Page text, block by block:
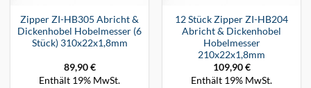
Zipper ZI-HB305 Abricht &
Dickenhobel Hobelmesser (6
Stück) 310x22x1,8mm
89,90€
Enthält 19% MwSt.
12 Stück Zipper ZI-HB204
Abricht & Dickenhobel
Hobelmesser
210x22x1,8mm
109,90€
Enthält 19% MwSt.